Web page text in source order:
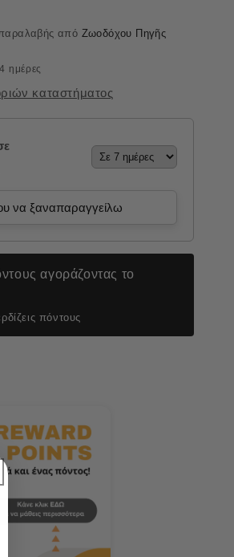
από Ζωοδόχου Πηγῆς
ημέρες
καταστήματος
να ξαναπαραγγείλω
αγοράζοντας το
πόντους